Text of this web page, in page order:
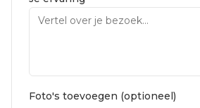
Foto's toevoegen (optioneel)